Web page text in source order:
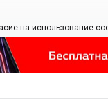
на использование